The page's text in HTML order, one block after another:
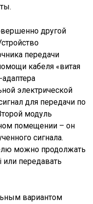
другой
передачи
кабеля «витая
электрической
для передачи по
модуль
помещении – он
сигнала.
можно продолжать
или передавать
вариантом